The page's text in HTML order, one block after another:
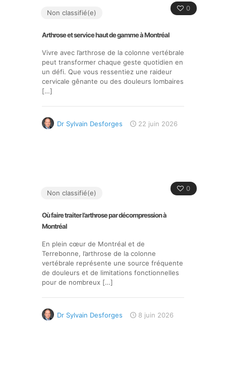
0
Non classifié(e)
Arthrose et service haut de gamme à Montréal
Vivre avec l’arthrose de la colonne vertébrale
peut transformer chaque geste quotidien en
un défi. Que vous ressentiez une raideur
cervicale gênante ou des douleurs lombaires
[…]
Dr Sylvain Desforges 22 juin 2026
0
Non classifié(e)
Où faire traiter l’arthrose par décompression à
Montréal
En plein cœur de Montréal et de
Terrebonne, l’arthrose de la colonne
vertébrale représente une source fréquente
de douleurs et de limitations fonctionnelles
pour de nombreux […]
Dr Sylvain Desforges 8 juin 2026